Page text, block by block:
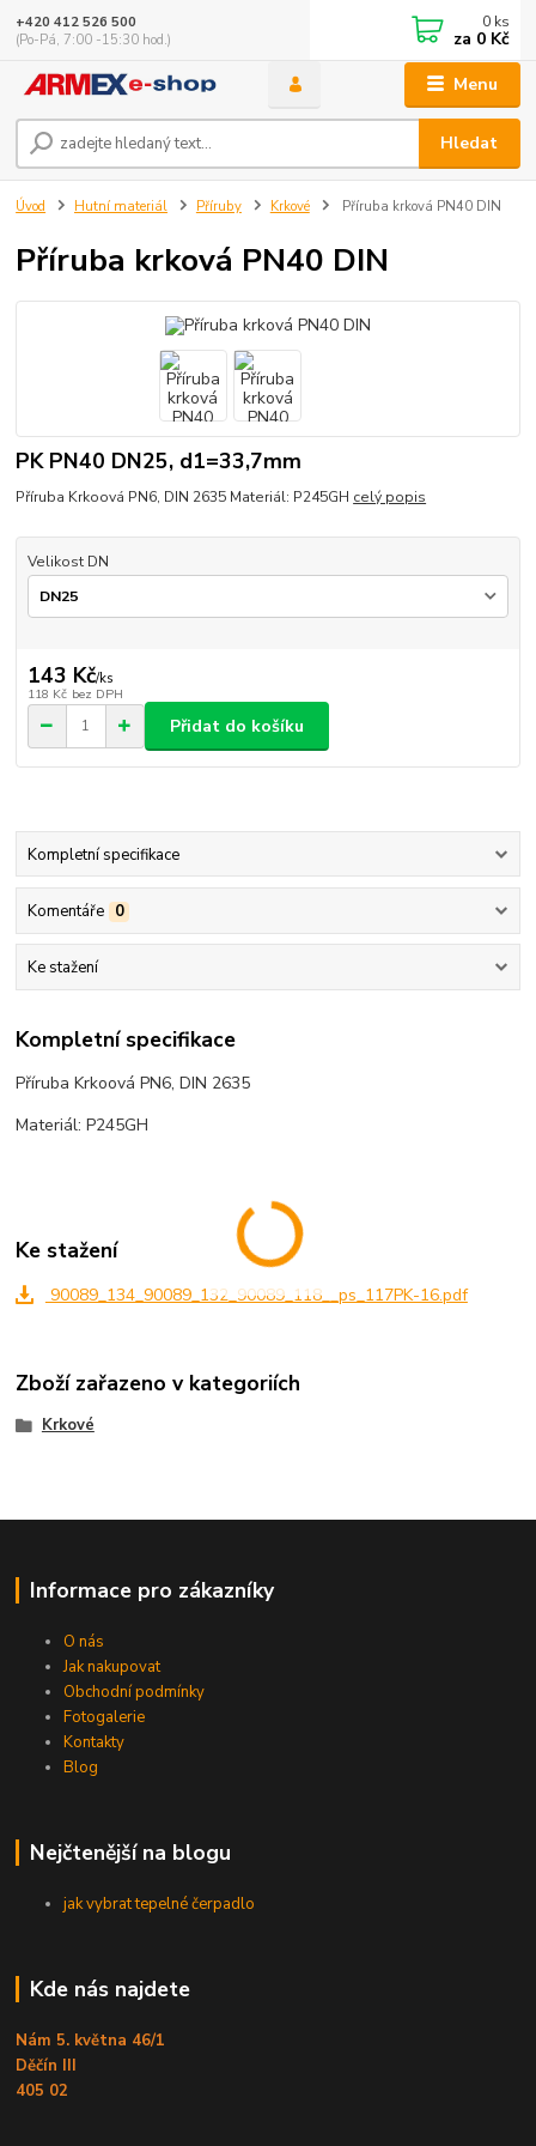
Menu
Hledat
+420 412 526 500
(Po-Pá, 7:00 -15:30 hod.)
0 ks
za 0 Kč
Úvod Hutní materiál Příruby Krkové Příruba krková PN40 DIN
Příruba krková PN40 DIN
PK PN40 DN25, d1=33,7mm
Příruba Krkoová PN6, DIN 2635 Materiál: P245GH celý popis
Velikost DN
143 Kč/ks
118 Kč bez DPH
Přidat do košíku
Kompletní specifikace
Komentáře 0
Ke stažení
Kompletní specifikace
Příruba Krkoová PN6, DIN 2635
Materiál: P245GH
Ke stažení
90089_134_90089_132_90089_118__ps_117PK-16.pdf
Zboží zařazeno v kategoriích
Krkové
Informace pro zákazníky
O nás
Jak nakupovat
Obchodní podmínky
Fotogalerie
Kontakty
Blog
Nejčtenější na blogu
jak vybrat tepelné čerpadlo
Kde nás najdete
Nám 5. května 46/1
Děčín III
405 02